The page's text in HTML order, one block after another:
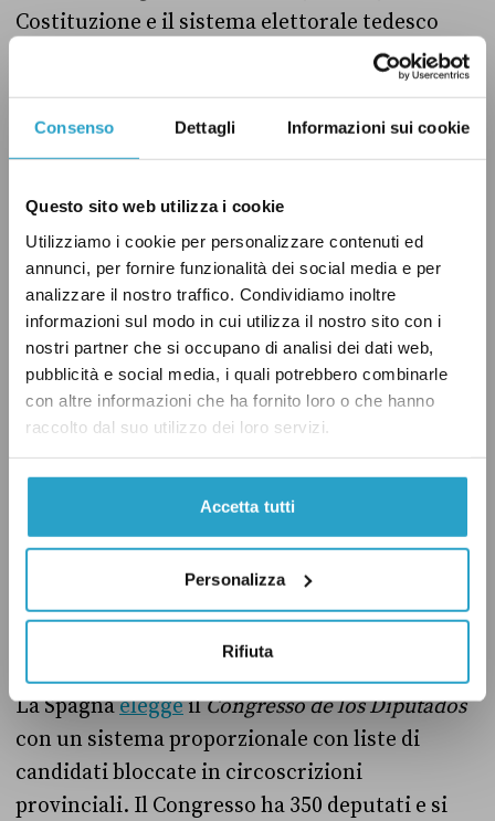
Consenso Dettagli Informazioni sui cookie
Questo sito web utilizza i cookie
Utilizziamo i cookie per personalizzare contenuti ed
annunci, per fornire funzionalità dei social media e per
analizzare il nostro traffico. Condividiamo inoltre
informazioni sul modo in cui utilizza il nostro sito con i
nostri partner che si occupano di analisi dei dati web,
pubblicità e social media, i quali potrebbero combinarle
con altre informazioni che ha fornito loro o che hanno
raccolto dal suo utilizzo dei loro servizi.
Accetta tutti
Personalizza
Rifiuta
Costituzione e il sistema elettorale tedesco
solo il numero minimo di
, che era pari
a 598, ma non il numero massimo, e questo
consentiva l’elezione anche di parlamentari in
L’altro ramo del Parlamento tedesco, il
Bundesrat, non viene elettodai cittadini ed è
difficile paragonarlo al Senato italiano. I
membri del Bundesratsono 69 e sono i
presidenti e i ministri dei diversiländer, ossia
gli Stati checompongonola repubblica
federale tedesca. Ogni Stato ha nelBundesrat
un numero di rappresentanti proporzionale
alla sua grandezza, e i membri decadono
dall’incarico quando terminano il loro
mandato nei rispettivi Stati.
Il proporzionale spagnolo
La SpagnaeleggeilCongresso de los Diputados
con un sistema proporzionale con liste di
candidati bloccate in circoscrizioni
provinciali. Il Congresso ha 350 deputati e si